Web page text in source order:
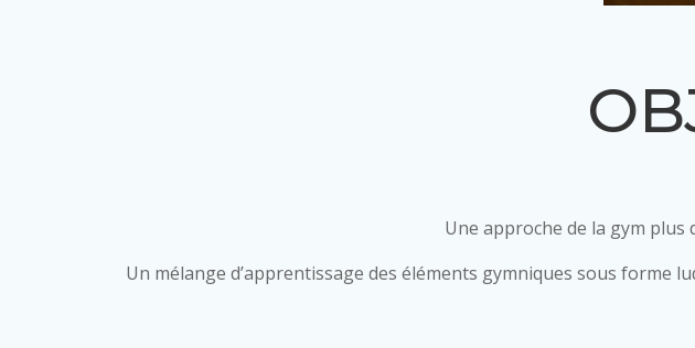
Une approche de la gym plus
Un mélange d’apprentissage des éléments gymniques sous forme